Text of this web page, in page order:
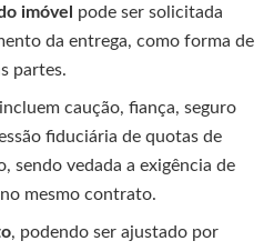
imóvel
pode ser solicitada
da entrega, como forma de
partes.
incluem caução, fiança, seguro
fiduciária de quotas de
sendo vedada a exigência de
mesmo contrato.
, podendo ser ajustado por